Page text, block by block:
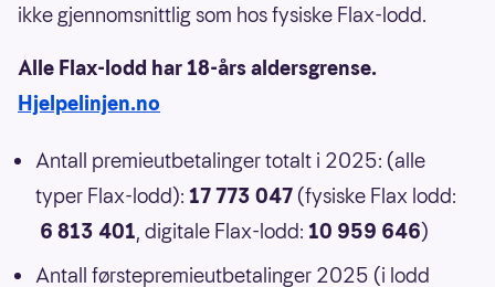
ikke gjennomsnittlig som hos fysiske Flax-lodd.
Alle Flax-lodd har 18-års aldersgrense.
Hjelpelinjen.no
Antall premieutbetalinger totalt i 2025: (alle
typer Flax-lodd): 17 773 047 (fysiske Flax lodd:
6 813 401, digitale Flax-lodd: 10 959 646)
Antall førstepremieutbetalinger 2025 (i lodd